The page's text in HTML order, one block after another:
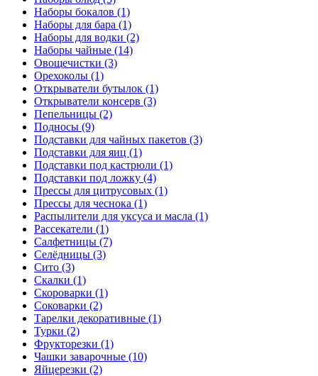
Наборы бокалов (1)
Наборы для бара (1)
Наборы для водки (2)
Наборы чайные (14)
Овощечистки (3)
Орехоколы (1)
Открыватели бутылок (1)
Открыватели консерв (3)
Пепельницы (2)
Подносы (9)
Подставки для чайных пакетов (3)
Подставки для яиц (1)
Подставки под кастрюли (1)
Подставки под ложку (4)
Прессы для цитрусовых (1)
Прессы для чеснока (1)
Распылители для уксуса и масла (1)
Рассекатели (1)
Салфетницы (7)
Селёдницы (3)
Сито (3)
Скалки (1)
Скороварки (1)
Соковарки (2)
Тарелки декоративные (1)
Турки (2)
Фрукторезки (1)
Чашки заварочные (10)
Яйцерезки (2)